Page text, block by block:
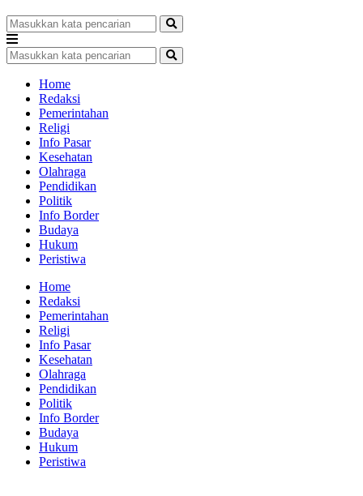
Home
Redaksi
Pemerintahan
Religi
Info Pasar
Kesehatan
Olahraga
Pendidikan
Politik
Info Border
Budaya
Hukum
Peristiwa
Home
Redaksi
Pemerintahan
Religi
Info Pasar
Kesehatan
Olahraga
Pendidikan
Politik
Info Border
Budaya
Hukum
Peristiwa